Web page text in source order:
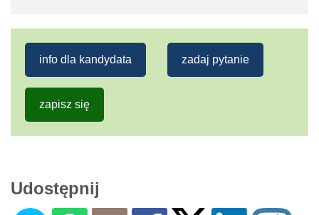
info dla kandydata zadaj pytanie
zapisz się
Udostępnij